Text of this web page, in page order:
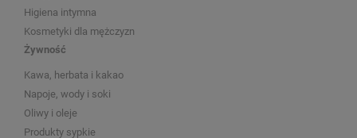
Higiena intymna
Kosmetyki dla mężczyzn
Żywność
Kawa, herbata i kakao
Napoje, wody i soki
Oliwy i oleje
Produkty sypkie